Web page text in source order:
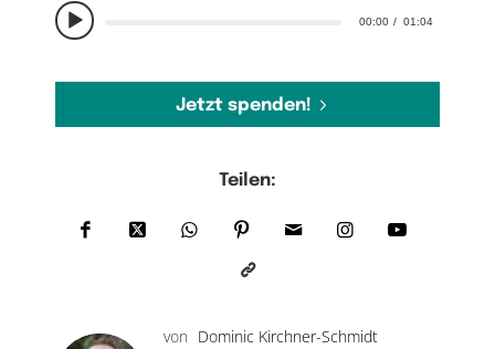
00:00 01:04
Jetzt spenden!
Teilen:
von Dominic Kirchner-Schmidt